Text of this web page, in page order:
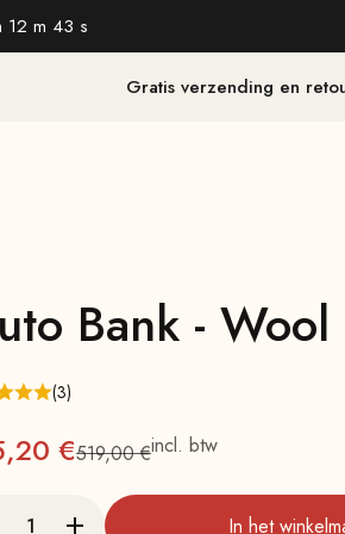
12 m 41 s
Gratis verzending en
Bank -
(3)
€Normale
519,00 €incl. btw
In het